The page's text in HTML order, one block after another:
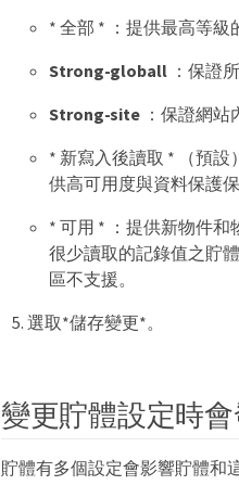
* 全部 * ：提供最高等級
Strong-globall：保證
Strong-site ：保證網
* 新寫入後讀取 * （預
供高可用度與資料保護
* 可用 * ：提供新物件
很少讀取的記錄值之貯
區不支援。
選取*儲存變更*。
變更貯體設定時
貯體有多個設定會影響貯體和